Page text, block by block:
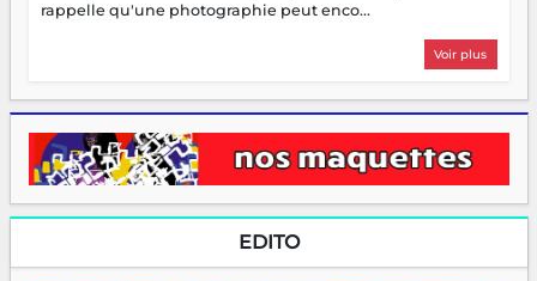
rappelle qu'une photographie peut enco...
Voir plus
EDITO